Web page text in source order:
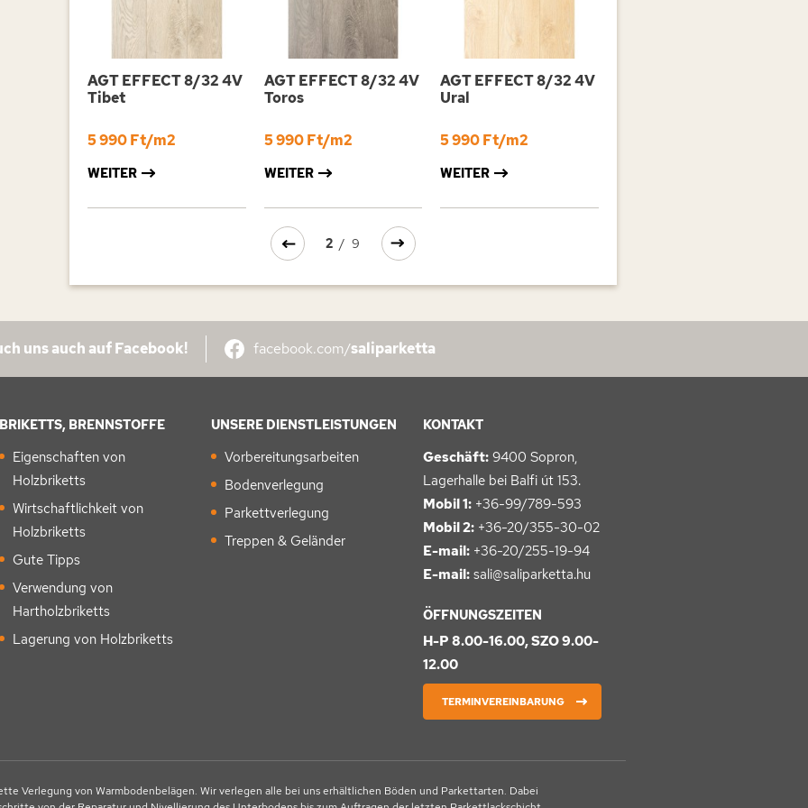
AGT EFFECT 8/32 4V
Tibet
5 990 Ft/m2
WEITER
AGT EFFECT 8/32 4V
Toros
5 990 Ft/m2
WEITER
AGT EFFECT 8/32 4V
Ural
5 990 Ft/m2
WEITER
2 / 9
uns auch auf Facebook! facebook.com/saliparketta
BRIKETTS, BRENNSTOFFE
Eigenschaften von
Holzbriketts
Wirtschaftlichkeit von
Holzbriketts
Gute Tipps
Verwendung von
Hartholzbriketts
Lagerung von Holzbriketts
UNSERE DIENSTLEISTUNGEN
Vorbereitungsarbeiten
Bodenverlegung
Parkettverlegung
Treppen & Geländer
KONTAKT
Geschäft: 9400 Sopron,
Lagerhalle bei Balfi út 153.
Mobil 1: +36-99/789-593
Mobil 2: +36-20/355-30-02
E-mail: +36-20/255-19-94
E-mail: sali@saliparketta.hu
ÖFFNUNGSZEITEN
H-P 8.00-16.00, SZO 9.00-
12.00
TERMINVEREINBARUNG
Verlegung von Warmbodenbelägen. Wir verlegen alle bei uns erhältlichen Böden und Parkettarten. Dabei